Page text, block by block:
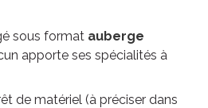
sous format auberge
apporte ses spécialités à
de matériel (à préciser dans